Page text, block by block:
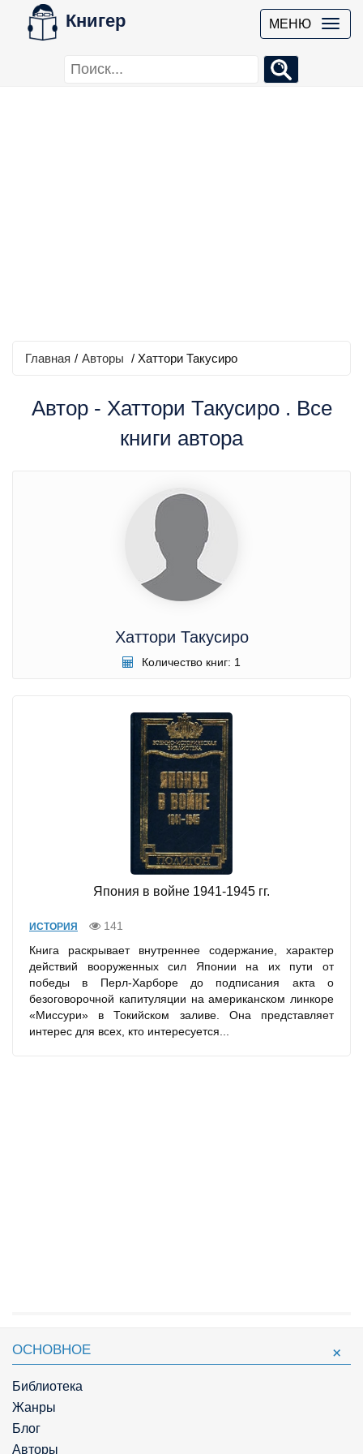
Книгер МЕНЮ
Главная / Авторы / Хаттори Такусиро
Автор - Хаттори Такусиро . Все
книги автора
Хаттори Такусиро
Количество книг: 1
Япония в войне 1941-1945 гг.
ИСТОРИЯ
141
Книга раскрывает внутреннее содержание, характер
действий вооруженных сил Японии на их пути от
победы в Перл-Харборе до подписания акта о
безоговорочной капитуляции на американском линкоре
«Миссури» в Токийском заливе. Она представляет
интерес для всех, кто интересуется...
ОСНОВНОЕ
Библиотека
Жанры
Блог
Авторы